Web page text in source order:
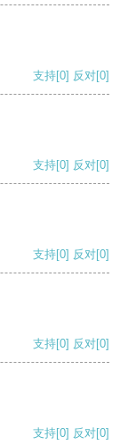
支持[0] 反对[0]
支持[0] 反对[0]
支持[0] 反对[0]
支持[0] 反对[0]
支持[0] 反对[0]